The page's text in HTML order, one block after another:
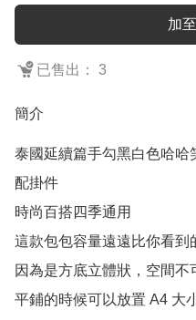
加
已售出： 3
簡介
泰國延續篇手勾黑白色哈哈
配掛件
時尚百搭四季通用
這款包包容量遠遠比你看到
因為是方底立體狀，空間不
平鋪的時候可以放置 A4 大